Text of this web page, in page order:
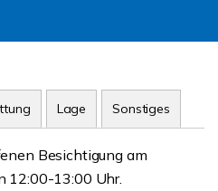
Lage Sonstiges
Besichtigung am
12:00-13:00 Uhr.